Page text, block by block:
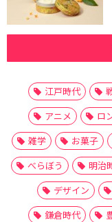
江戸時代
アニメ
ロ
雑学
お菓子
べらぼう
明治
デザイン
鎌倉時代